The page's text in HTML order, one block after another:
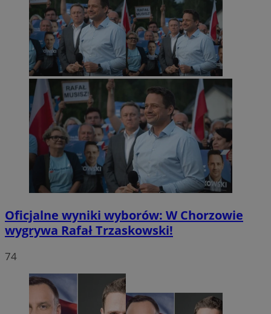
Oficjalne wyniki wyborów: W Chorzowie
wygrywa Rafał Trzaskowski!
74